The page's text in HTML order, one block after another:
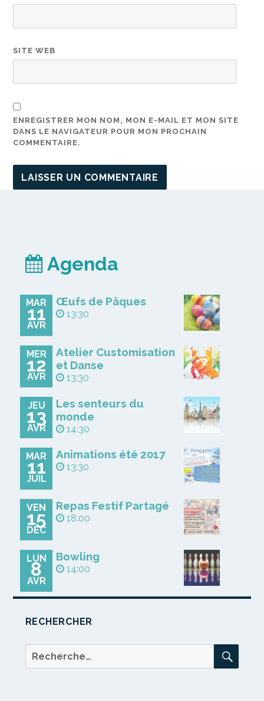
SITE WEB
ENREGISTRER MON NOM, MON E-MAIL ET MON SITE
DANS LE NAVIGATEUR POUR MON PROCHAIN
COMMENTAIRE.
Agenda
MAR
11
AVR
Œufs de Pâques
13:30
MER
12
AVR
Atelier Customisation
et Danse
13:30
JEU
13
AVR
Les senteurs du
monde
14:30
MAR
11
JUIL
Animations été 2017
13:30
VEN
15
DÉC
Repas Festif Partagé
18:00
LUN
8
AVR
Bowling
14:00
RECHERCHER
Recherche